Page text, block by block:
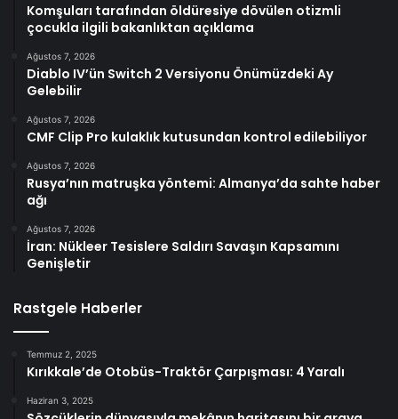
Komşuları tarafından öldüresiye dövülen otizmli
çocukla ilgili bakanlıktan açıklama
Ağustos 7, 2026
Diablo IV’ün Switch 2 Versiyonu Önümüzdeki Ay
Gelebilir
Ağustos 7, 2026
CMF Clip Pro kulaklık kutusundan kontrol edilebiliyor
Ağustos 7, 2026
Rusya’nın matruşka yöntemi: Almanya’da sahte haber
ağı
Ağustos 7, 2026
İran: Nükleer Tesislere Saldırı Savaşın Kapsamını
Genişletir
Rastgele Haberler
Temmuz 2, 2025
Kırıkkale’de Otobüs-Traktör Çarpışması: 4 Yaralı
Haziran 3, 2025